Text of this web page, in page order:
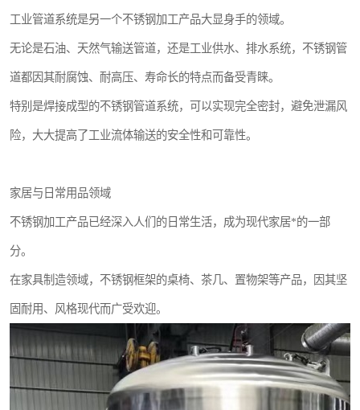
工业管道系统是另一个不锈钢加工产品大显身手的领域。
无论是石油、天然气输送管道，还是工业供水、排水系统，不锈钢管
道都因其耐腐蚀、耐高压、寿命长的特点而备受青睐。
特别是焊接成型的不锈钢管道系统，可以实现完全密封，避免泄漏风
险，大大提高了工业流体输送的安全性和可靠性。
家居与日常用品领域
不锈钢加工产品已经深入人们的日常生活，成为现代家居*的一部
分。
在家具制造领域，不锈钢框架的桌椅、茶几、置物架等产品，因其坚
固耐用、风格现代而广受欢迎。